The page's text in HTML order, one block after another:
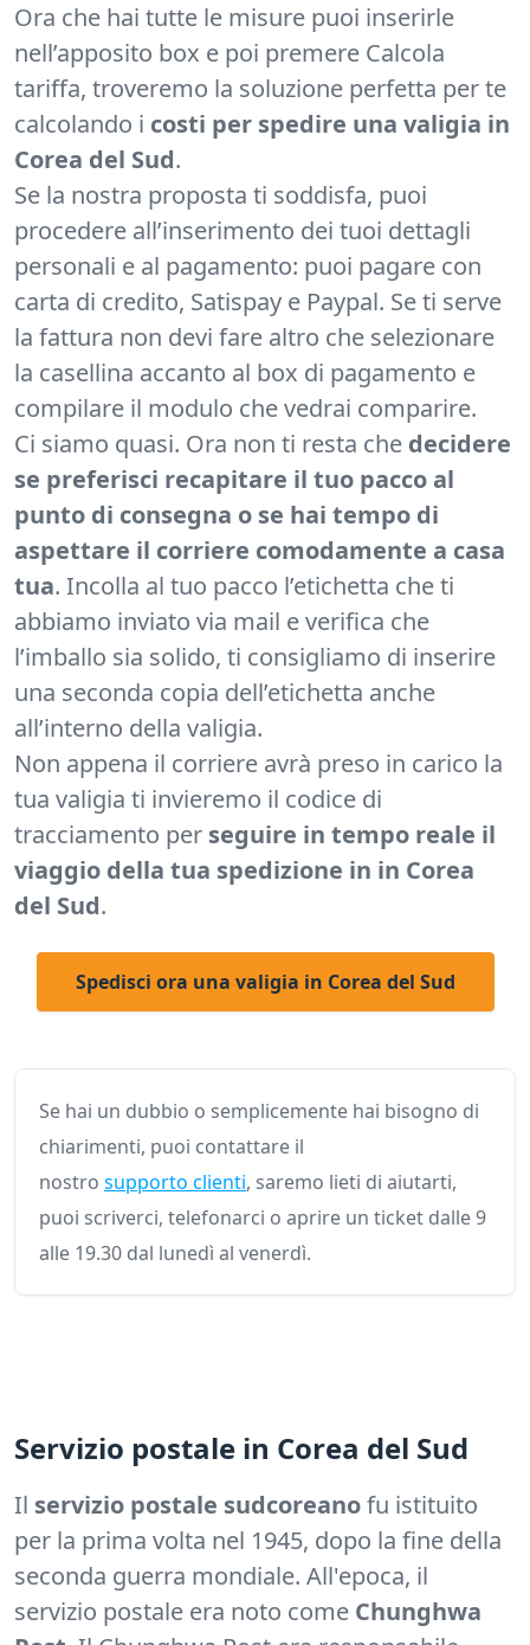
Ora che hai tutte le misure puoi inserirle
nell’apposito box e poi premere Calcola
tariffa, troveremo la soluzione perfetta per te
calcolando i costi per spedire una valigia in
Corea del Sud.
Se la nostra proposta ti soddisfa, puoi
procedere all’inserimento dei tuoi dettagli
personali e al pagamento: puoi pagare con
carta di credito, Satispay e Paypal. Se ti serve
la fattura non devi fare altro che selezionare
la casellina accanto al box di pagamento e
compilare il modulo che vedrai comparire.
Ci siamo quasi. Ora non ti resta che decidere
se preferisci recapitare il tuo pacco al
punto di consegna o se hai tempo di
aspettare il corriere comodamente a casa
tua. Incolla al tuo pacco l’etichetta che ti
abbiamo inviato via mail e verifica che
l’imballo sia solido, ti consigliamo di inserire
una seconda copia dell’etichetta anche
all’interno della valigia.
Non appena il corriere avrà preso in carico la
tua valigia ti invieremo il codice di
tracciamento per seguire in tempo reale il
viaggio della tua spedizione in in Corea
del Sud.
Spedisci ora una valigia in Corea del Sud
Se hai un dubbio o semplicemente hai bisogno di
chiarimenti, puoi contattare il
nostro supporto clienti, saremo lieti di aiutarti,
puoi scriverci, telefonarci o aprire un ticket dalle 9
alle 19.30 dal lunedì al venerdì.
Servizio postale in Corea del Sud
Il servizio postale sudcoreanofu istituito
per la prima volta nel 1945, dopo la fine della
seconda guerra mondiale. All'epoca, il
servizio postale era noto come Chunghwa